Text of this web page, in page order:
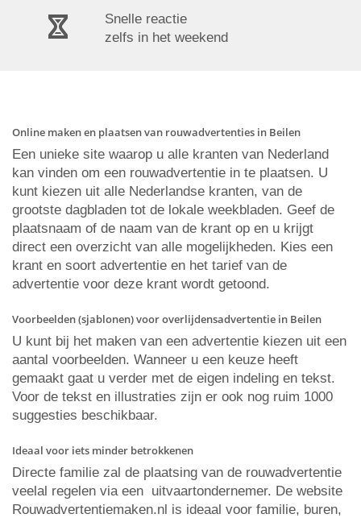
Snelle reactie
zelfs in het weekend
Online maken en plaatsen van rouwadvertenties in Beilen
Een unieke site waarop u alle kranten van Nederland
kan vinden om een rouwadvertentie in te plaatsen. U
kunt kiezen uit alle Nederlandse kranten, van de
grootste dagbladen tot de lokale weekbladen. Geef de
plaatsnaam of de naam van de krant op en u krijgt
direct een overzicht van alle mogelijkheden. Kies een
krant en soort advertentie en het tarief van de
advertentie voor deze krant wordt getoond.
Voorbeelden (sjablonen) voor overlijdensadvertentie in Beilen
U kunt bij het maken van een advertentie kiezen uit een
aantal voorbeelden. Wanneer u een keuze heeft
gemaakt gaat u verder met de eigen indeling en tekst.
Voor de tekst en illustraties zijn er ook nog ruim 1000
suggesties beschikbaar.
Ideaal voor iets minder betrokkenen
Directe familie zal de plaatsing van de rouwadvertentie
veelal regelen via een uitvaartondernemer. De website
Rouwadvertentiemaken.nl is ideaal voor familie, buren,